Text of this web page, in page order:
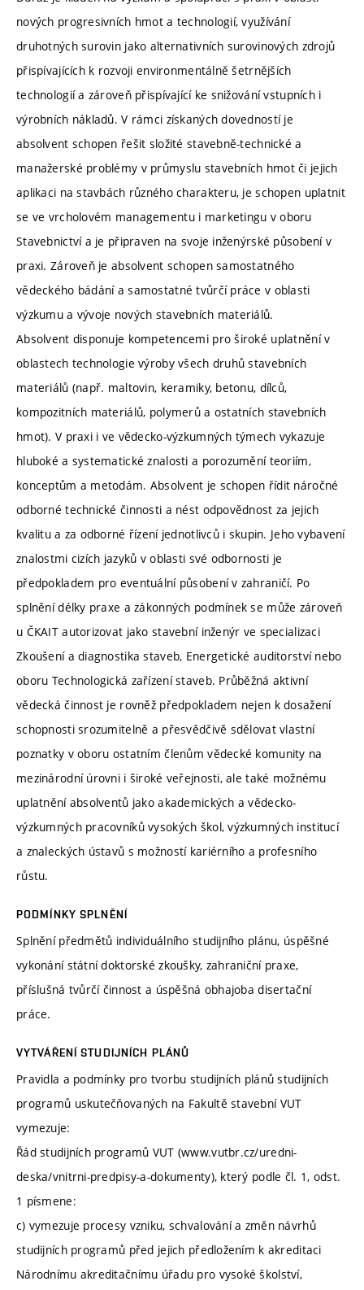
nových progresivních hmot a technologií, využívání
druhotných surovin jako alternativních surovinových zdrojů
přispívajících k rozvoji environmentálně šetrnějších
technologií a zároveň přispívající ke snižování vstupních i
výrobních nákladů. V rámci získaných dovedností je
absolvent schopen řešit složité stavebně-technické a
manažerské problémy v průmyslu stavebních hmot či jejich
aplikaci na stavbách různého charakteru, je schopen uplatnit
se ve vrcholovém managementu i marketingu v oboru
Stavebnictví a je připraven na svoje inženýrské působení v
praxi. Zároveň je absolvent schopen samostatného
vědeckého bádání a samostatné tvůrčí práce v oblasti
výzkumu a vývoje nových stavebních materiálů.
Absolvent disponuje kompetencemi pro široké uplatnění v
oblastech technologie výroby všech druhů stavebních
materiálů (např. maltovin, keramiky, betonu, dílců,
kompozitních materiálů, polymerů a ostatních stavebních
hmot). V praxi i ve vědecko-výzkumných týmech vykazuje
hluboké a systematické znalosti a porozumění teoriím,
konceptům a metodám. Absolvent je schopen řídit náročné
odborné technické činnosti a nést odpovědnost za jejich
kvalitu a za odborné řízení jednotlivců i skupin. Jeho vybavení
znalostmi cizích jazyků v oblasti své odbornosti je
předpokladem pro eventuální působení v zahraničí. Po
splnění délky praxe a zákonných podmínek se může zároveň
u ČKAIT autorizovat jako stavební inženýr ve specializaci
Zkoušení a diagnostika staveb, Energetické auditorství nebo
oboru Technologická zařízení staveb. Průběžná aktivní
vědecká činnost je rovněž předpokladem nejen k dosažení
schopnosti srozumitelně a přesvědčivě sdělovat vlastní
poznatky v oboru ostatním členům vědecké komunity na
mezinárodní úrovni i široké veřejnosti, ale také možnému
uplatnění absolventů jako akademických a vědecko-
výzkumných pracovníků vysokých škol, výzkumných institucí
a znaleckých ústavů s možností kariérního a profesního
růstu.
PODMÍNKY SPLNĚNÍ
Splnění předmětů individuálního studijního plánu, úspěšné
vykonání státní doktorské zkoušky, zahraniční praxe,
příslušná tvůrčí činnost a úspěšná obhajoba disertační
práce.
VYTVÁŘENÍ STUDIJNÍCH PLÁNŮ
Pravidla a podmínky pro tvorbu studijních plánů studijních
programů uskutečňovaných na Fakultě stavební VUT
vymezuje:
Řád studijních programů VUT (www.vutbr.cz/uredni-
deska/vnitrni-predpisy-a-dokumenty), který podle čl. 1, odst.
1 písmene:
c) vymezuje procesy vzniku, schvalování a změn návrhů
studijních programů před jejich předložením k akreditaci
Národnímu akreditačnímu úřadu pro vysoké školství,